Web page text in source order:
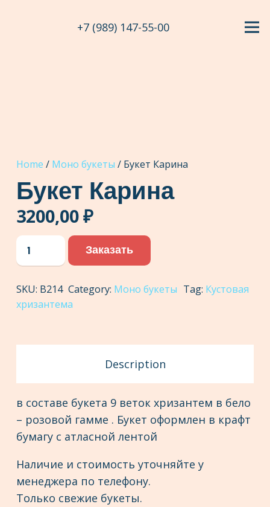
+7 (989) 147-55-00
Home / Моно букеты / Букет Карина
Букет Карина
3200,00₽
Букет
Карина
Заказать
SKU: В214 Category: Моно букеты Tag: Кустовая
хризантема
Description
в составе букета 9 веток хризантем в бело
– розовой гамме . Букет оформлен в крафт
бумагу с атласной лентой
Наличие и стоимость уточняйте у
менеджера по телефону.
Только свежие букеты.